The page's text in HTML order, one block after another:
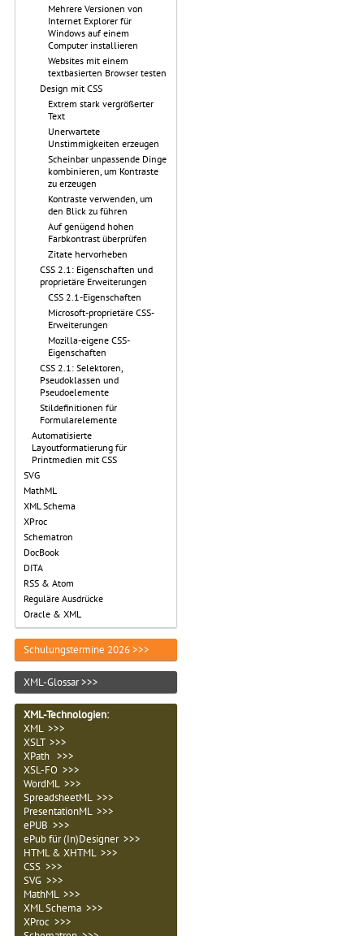
Mehrere Versionen von
Internet Explorer für
Windows auf einem
Computer installieren
Websites mit einem
textbasierten Browser testen
Design mit CSS
Extrem stark vergrößerter
Text
Unerwartete
Unstimmigkeiten erzeugen
Scheinbar unpassende Dinge
kombinieren, um Kontraste
zu erzeugen
Kontraste verwenden, um
den Blick zu führen
Auf genügend hohen
Farbkontrast überprüfen
Zitate hervorheben
CSS 2.1: Eigenschaften und
proprietäre Erweiterungen
CSS 2.1-Eigenschaften
Microsoft-proprietäre CSS-
Erweiterungen
Mozilla-eigene CSS-
Eigenschaften
CSS 2.1: Selektoren,
Pseudoklassen und
Pseudoelemente
Stildefinitionen für
Formularelemente
Automatisierte
Layoutformatierung für
Printmedien mit CSS
SVG
MathML
XML Schema
XProc
Schematron
DocBook
DITA
RSS & Atom
Reguläre Ausdrücke
Oracle & XML
Schulungstermine 2026 >>>
XML-Glossar >>>
XML-Technologien:
XML >>>
XSLT >>>
XPath >>>
XSL-FO >>>
WordML >>>
SpreadsheetML >>>
PresentationML >>>
ePUB >>>
ePub für (In)Designer >>>
HTML & XHTML >>>
CSS >>>
SVG >>>
MathML >>>
XML Schema >>>
XProc >>>